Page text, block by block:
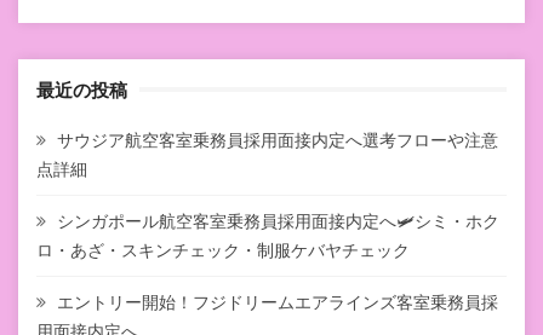
最近の投稿
サウジア航空客室乗務員採用面接内定へ選考フローや注意
点詳細
シンガポール航空客室乗務員採用面接内定へ🛩シミ・ホク
ロ・あざ・スキンチェック・制服ケバヤチェック
エントリー開始！フジドリームエアラインズ客室乗務員採